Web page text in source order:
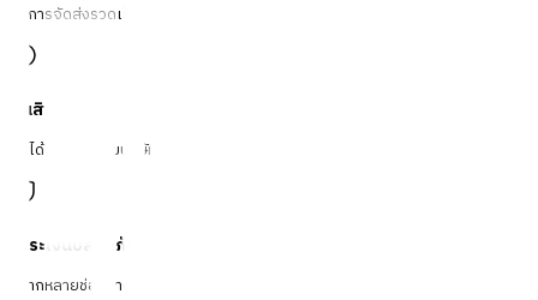
บริการจัดส่งรวดเร็ว
คืนสินค้าง่าย
คืนได้ตามเงื่อนไขบริษัท
ชำระเงินปลอดภัย
หลากหลายช่องทาง